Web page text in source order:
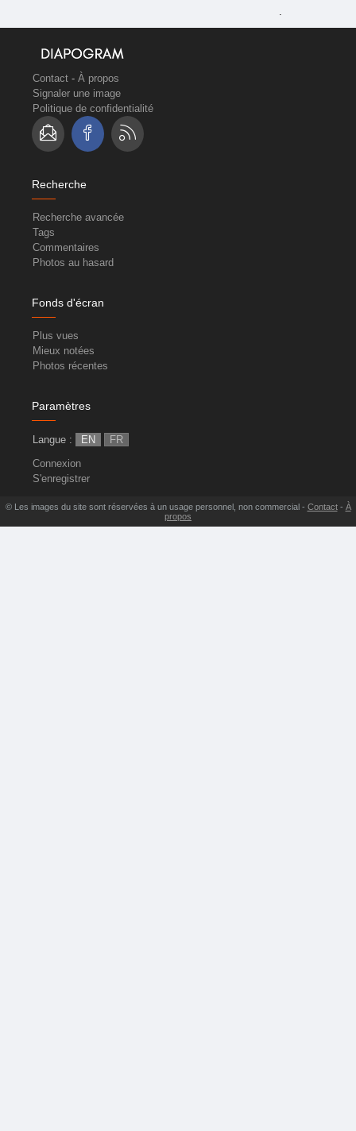
.
Contact - À propos
Signaler une image
Politique de confidentialité
Recherche
Recherche avancée
Tags
Commentaires
Photos au hasard
Fonds d'écran
Plus vues
Mieux notées
Photos récentes
Paramètres
Langue : EN
FR
Connexion
S'enregistrer
© Les images du site sont réservées à un usage personnel, non commercial - Contact- À
propos